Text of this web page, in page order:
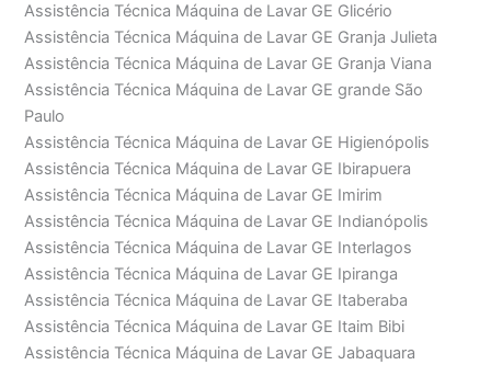
Assistência Técnica Máquina de Lavar GE Glicério
Assistência Técnica Máquina de Lavar GE Granja Julieta
Assistência Técnica Máquina de Lavar GE Granja Viana
Assistência Técnica Máquina de Lavar GE grande São
Paulo
Assistência Técnica Máquina de Lavar GE Higienópolis
Assistência Técnica Máquina de Lavar GE Ibirapuera
Assistência Técnica Máquina de Lavar GE Imirim
Assistência Técnica Máquina de Lavar GE Indianópolis
Assistência Técnica Máquina de Lavar GE Interlagos
Assistência Técnica Máquina de Lavar GE Ipiranga
Assistência Técnica Máquina de Lavar GE Itaberaba
Assistência Técnica Máquina de Lavar GE Itaim Bibi
Assistência Técnica Máquina de Lavar GE Jabaquara